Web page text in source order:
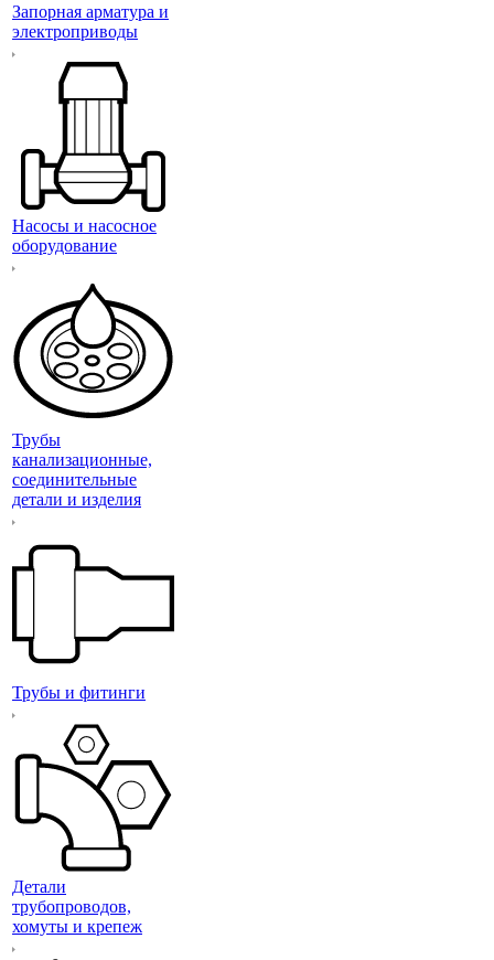
Запорная арматура и
электроприводы
Насосы и насосное
оборудование
Трубы
канализационные,
соединительные
детали и изделия
Трубы и фитинги
Детали
трубопроводов,
хомуты и крепеж